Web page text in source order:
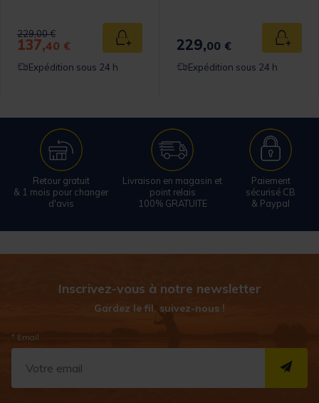
panier
Price reduced from
229,00 €to
137,40 € Ajouter au panier
Expédition sous 24 h
229,00 €
Expédition sous 24 h
Retour gratuit
& 1 mois pour changer
d'avis
Livraison en magasin et
point relais
100% GRATUITE
Paiement
sécurisé CB
& Paypal
Inscrivez-vous à notre newsletter
Gardez le fil, suivez-nous !
* Email